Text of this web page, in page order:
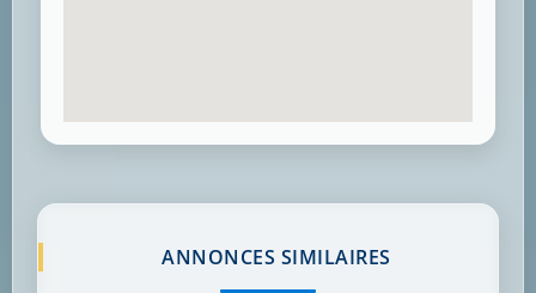
ANNONCES SIMILAIRES